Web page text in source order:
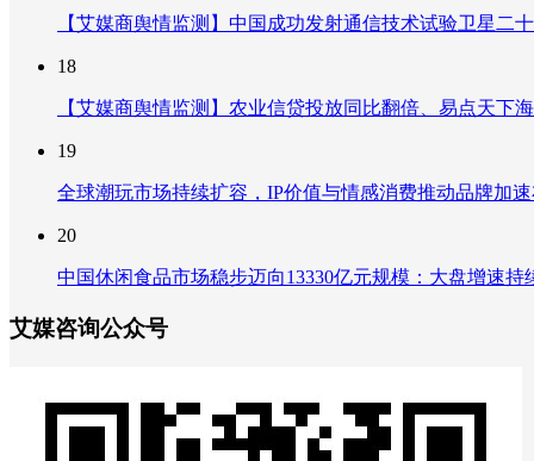
【艾媒商舆情监测】中国成功发射通信技术试验卫星
18
【艾媒商舆情监测】农业信贷投放同比翻倍、易点天下
19
全球潮玩市场持续扩容，IP价值与情感消费推动品牌加
20
中国休闲食品市场稳步迈向13330亿元规模：大盘增速
艾媒咨询公众号